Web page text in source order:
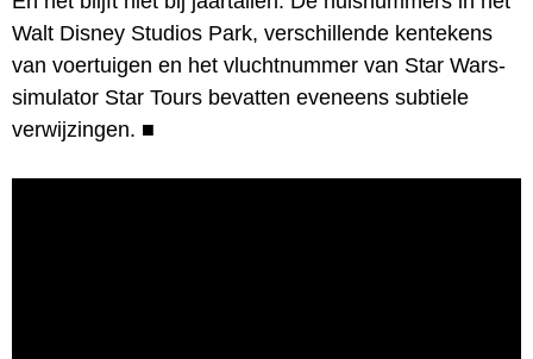
Walt Disney Studios Park, verschillende kentekens
van voertuigen en het vluchtnummer van Star Wars-
simulator Star Tours bevatten eveneens subtiele
verwijzingen. ■